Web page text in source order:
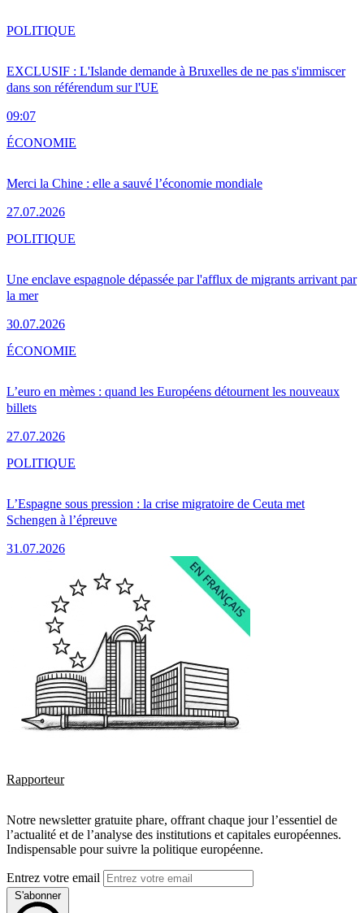
EXCLUSIF : L'Islande demande à Bruxelles de ne pas s'immiscer
dans son référendum sur l'UE
09:07
POLITIQUE
Merci la Chine : elle a sauvé l’économie mondiale
27.07.2026
ÉCONOMIE
Une enclave espagnole dépassée par l'afflux de migrants arrivant par
la mer
30.07.2026
POLITIQUE
L’euro en mèmes : quand les Européens détournent les nouveaux
billets
27.07.2026
ÉCONOMIE
L’Espagne sous pression : la crise migratoire de Ceuta met
Schengen à l’épreuve
31.07.2026
POLITIQUE
Rapporteur
Notre newsletter gratuite phare, offrant chaque jour l’essentiel de
l’actualité et de l’analyse des institutions et capitales européennes.
Indispensable pour suivre la politique européenne.
Entrez votre email
S'abonner